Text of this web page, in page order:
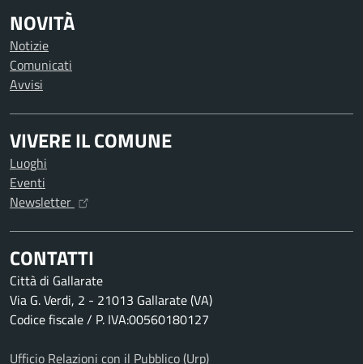
NOVITÀ
Notizie
Comunicati
Avvisi
VIVERE IL COMUNE
Luoghi
Eventi
Newsletter
CONTATTI
Città di Gallarate
Via G. Verdi, 2 - 21013 Gallarate (VA)
Codice fiscale / P. IVA:00560180127
Ufficio Relazioni con il Pubblico (Urp)